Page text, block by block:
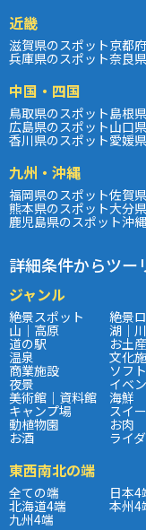
近畿
滋賀県のスポット京都
兵庫県のスポット奈良
中国・四国
鳥取県のスポット島根
広島県のスポット山口
香川県のスポット愛媛
九州・沖縄
福岡県のスポット佐賀
熊本県のスポット大分
鹿児島県のスポット沖
詳細条件からツー
ジャンル
絶景スポット 絶景
山｜高原 湖｜
道の駅 お土産
温泉 文化
商業施設 ソフ
夜景 イベ
美術館｜資料館 海鮮
キャンプ場 スイ
動植物園 お肉
お酒 ライ
東西南北の端
全ての端 日本4
北海道4端 本州4
九州4端